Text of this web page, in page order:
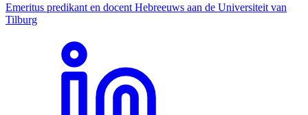
Emeritus predikant en docent Hebreeuws aan de Universiteit van
Tilburg